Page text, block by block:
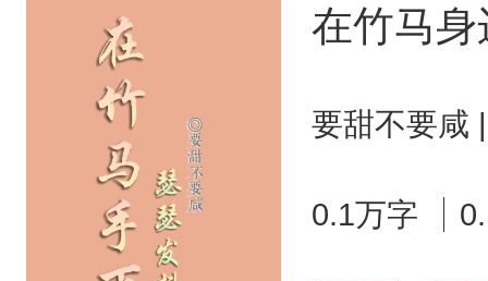
在竹马
要甜不要咸
0.1万字